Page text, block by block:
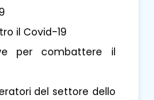
il Covid-19
per combattere il
del settore dello